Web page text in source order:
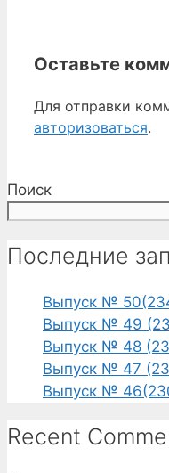
Оставьте
Для отправки
авторизоваться.
Поиск
Последние
Выпуск №
Выпуск № 49
Выпуск № 48
Выпуск № 47
Выпуск №
Recent